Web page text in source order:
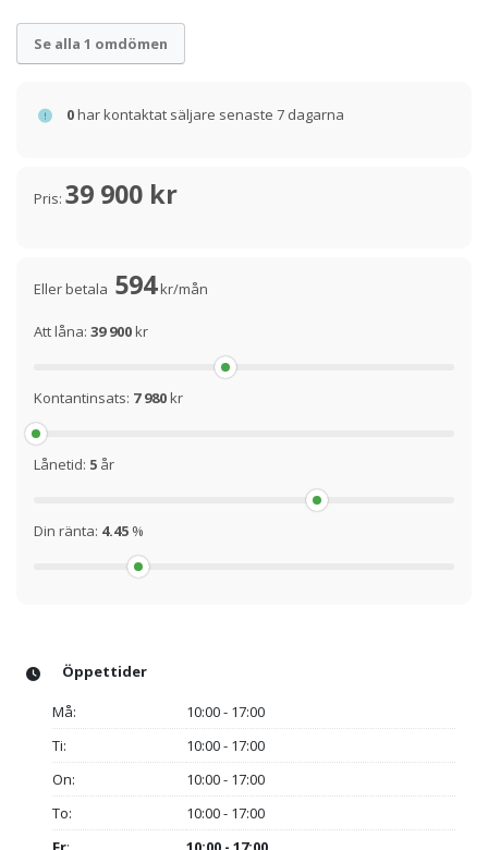
Se alla 1 omdömen
0har kontaktat säljare senaste 7 dagarna
Pris: 39 900 kr
Eller betala 594kr/mån
Att låna: 39 900kr
Kontantinsats: 7 980kr
Lånetid: 5 år
Din ränta: 4.45 %
Öppettider
Må:
10:00 - 17:00
Ti:
10:00 - 17:00
On:
10:00 - 17:00
To:
10:00 - 17:00